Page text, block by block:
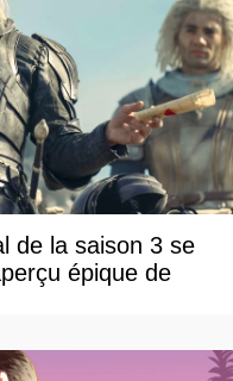
de la saison 3 se
épique de